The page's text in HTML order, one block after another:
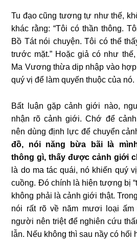
Tu đạo cũng tương tự như thế,
khác rằng: “Tôi có thần thông.
Bồ Tát nói chuyện. Tôi có thể
trước mặt.” Hoặc giả có như
Ma Vương thừa dịp nhập vào
quý vị để làm quyến thuộc của nó.
Bất luận gặp cảnh giới nào,
nhận rõ cảnh giới. Chớ để
nên dùng định lực để chuyển
đồ, nói năng bừa bãi là
thông gì, thấy được cảnh giới
là do ma tác quái, nó khiến quý
cuồng. Đó chính là hiện tượng bị
không phải là cảnh giới thật.
nói rất rõ về năm mươi loại ấm
người nên triệt để nghiên cứu
lẫn. Nếu không thì sau nầy có hối